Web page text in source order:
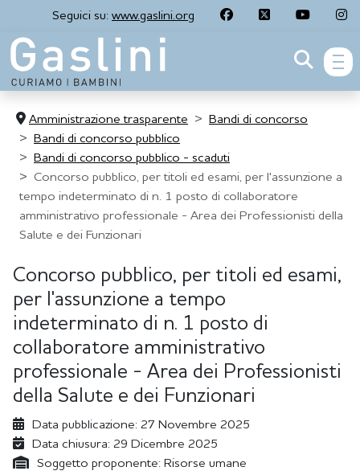
Seguici su: www.gaslini.org
Amministrazione trasparente
Bandi di concorso
Bandi di concorso pubblico
Bandi di concorso pubblico - scaduti
Concorso pubblico, per titoli ed esami, per l'assunzione a
tempo indeterminato di n. 1 posto di collaboratore
amministrativo professionale - Area dei Professionisti della
Salute e dei Funzionari
Concorso pubblico, per titoli ed esami,
per l'assunzione a tempo
indeterminato di n. 1 posto di
collaboratore amministrativo
professionale - Area dei Professionisti
della Salute e dei Funzionari
Data pubblicazione: 27 Novembre 2025
Data chiusura: 29 Dicembre 2025
Soggetto proponente: Risorse umane